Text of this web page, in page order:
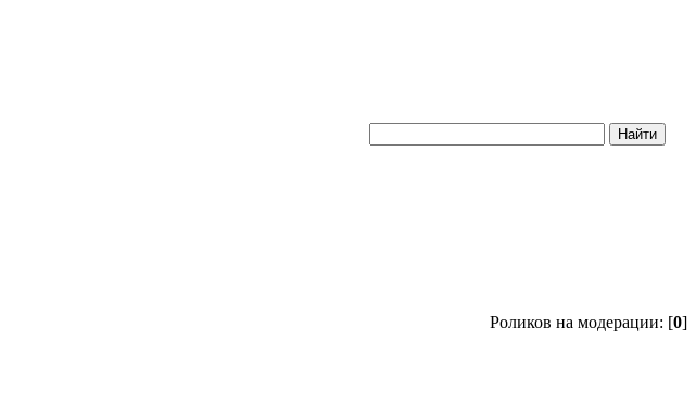
Роликов на модерации: [0]